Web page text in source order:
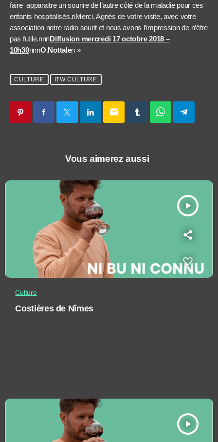
faire apparaitre un sourire de l’autre côté de la maladie pour ces
enfants hospitalisés.nMerci, Agnès de votre visite, avec votre
association notre radio sourit et nous avons l’impression de n’être
pas futile.nnnDiffusion mercredi 17 octobre 2018 –
10h30nnnO.Nottalen »
CULTURE ITW CULTURE
email
Vous aimerez aussi
play_arrow
Culture
Costières de Nîmes
play_arrow